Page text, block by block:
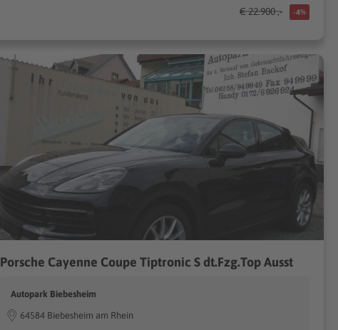
€ 22.900 ,- -4%
Porsche Cayenne Coupe Tiptronic S dt.Fzg.Top Ausst
Autopark Biebesheim
64584 Biebesheim am Rhein